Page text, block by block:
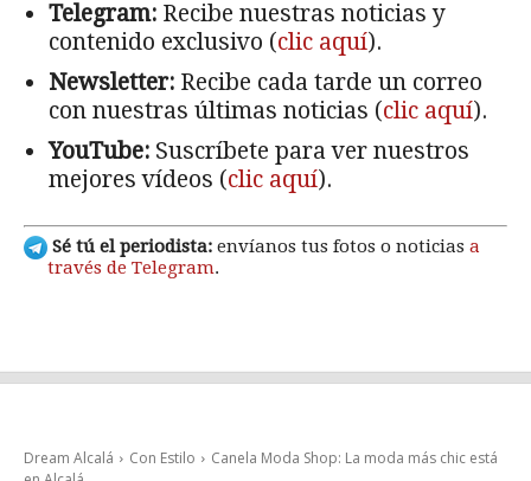
Telegram: Recibe nuestras noticias y
contenido exclusivo (clic aquí).
Newsletter: Recibe cada tarde un correo
con nuestras últimas noticias (clic aquí).
YouTube: Suscríbete para ver nuestros
mejores vídeos (clic aquí).
Sé tú el periodista: envíanos tus fotos o noticias a
través de Telegram.